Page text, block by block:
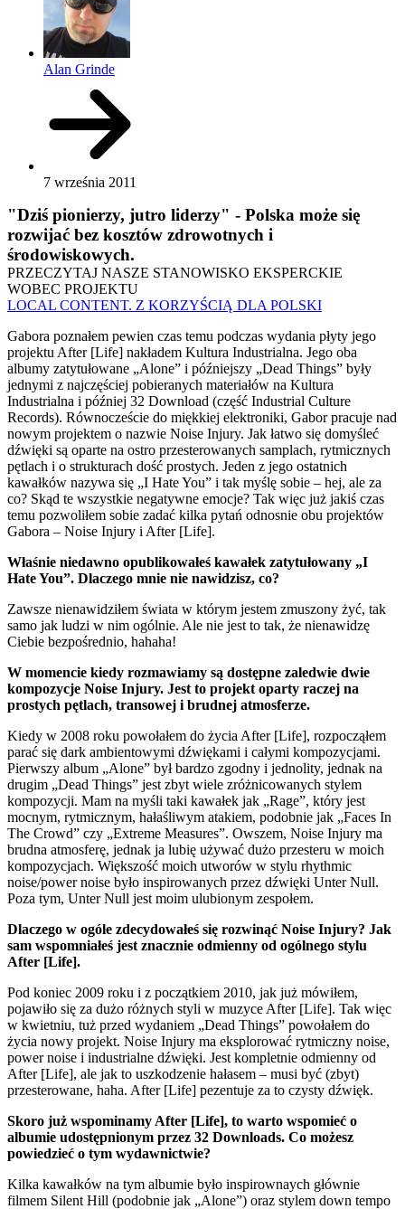
Alan Grinde
7 września 2011
"Dziś pionierzy, jutro liderzy" - Polska może się
rozwijać bez kosztów zdrowotnych i
środowiskowych.
PRZECZYTAJ NASZE STANOWISKO EKSPERCKIE
WOBEC PROJEKTU
LOCAL CONTENT. Z KORZYŚCIĄ DLA POLSKI
Gabora poznałem pewien czas temu podczas wydania płyty jego
projektu After [Life] nakładem Kultura Industrialna. Jego oba
albumy zatytułowane „Alone” i późniejszy „Dead Things” były
jednymi z najczęściej pobieranych materiałów na Kultura
Industrialna i później 32 Download (część Industrial Culture
Records). Równoczeście do miękkiej elektroniki, Gabor pracuje nad
nowym projektem o nazwie Noise Injury. Jak łatwo się domyśleć
dźwięki są oparte na ostro przesterowanych samplach, rytmicznych
pętlach i o strukturach dość prostych. Jeden z jego ostatnich
kawałków nazywa się „I Hate You” i tak myślę sobie – hej, ale za
co? Skąd te wszystkie negatywne emocje? Tak więc już jakiś czas
temu pozwoliłem sobie zadać kilka pytań odnosnie obu projektów
Gabora – Noise Injury i After [Life].
Właśnie niedawno opublikowałeś kawałek zatytułowany „I
Hate You”. Dlaczego mnie nie nawidzisz, co?
Zawsze nienawidziłem świata w którym jestem zmuszony żyć, tak
samo jak ludzi w nim ogólnie. Ale nie jest to tak, że nienawidzę
Ciebie bezpośrednio, hahaha!
W momencie kiedy rozmawiamy są dostępne zaledwie dwie
kompozycje Noise Injury. Jest to projekt oparty raczej na
prostych pętlach, transowej i brudnej atmosferze.
Kiedy w 2008 roku powołałem do życia After [Life], rozpocząłem
parać się dark ambientowymi dźwiękami i całymi kompozycjami.
Pierwszy album „Alone” był bardzo zgodny i jednolity, jednak na
drugim „Dead Things” jest zbyt wiele zróżnicowanych stylem
kompozycji. Mam na myśli taki kawałek jak „Rage”, który jest
mocnym, rytmicznym, hałaśliwym atakiem, podobnie jak „Faces In
The Crowd” czy „Extreme Measures”. Owszem, Noise Injury ma
brudna atmosferę, jednak ja lubię używać dużo przesteru w moich
kompozycjach. Większość moich utworów w stylu rhythmic
noise/power noise było inspirowanych przez dźwięki Unter Null.
Poza tym, Unter Null jest moim ulubionym zespołem.
Dlaczego w ogóle zdecydowałeś się rozwinąć Noise Injury? Jak
sam wspomniałeś jest znacznie odmienny od ogólnego stylu
After [Life].
Pod koniec 2009 roku i z początkiem 2010, jak już mówiłem,
pojawiło się za dużo różnych styli w muzyce After [Life]. Tak więc
w kwietniu, tuż przed wydaniem „Dead Things” powołałem do
życia nowy projekt. Noise Injury ma eksplorować rytmiczny noise,
power noise i industrialne dźwięki. Jest kompletnie odmienny od
After [Life], ale jak to uszkodzenie hałasem – musi być (zbyt)
przesterowane, haha. After [Life] pezentuje za to czysty dźwięk.
Skoro już wspominamy After [Life], to warto wspomieć o
albumie udostępnionym przez 32 Downloads. Co możesz
powiedzieć o tym wydawnictwie?
Kilka kawałków na tym albumie było inspirownaych głównie
filmem Silent Hill (podobnie jak „Alone”) oraz stylem down tempo